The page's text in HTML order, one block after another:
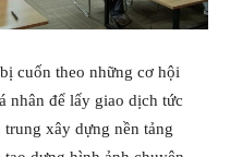
cuốn theo những cơ hội
nhân để lấy giao dịch tức
xây dựng nền tảng